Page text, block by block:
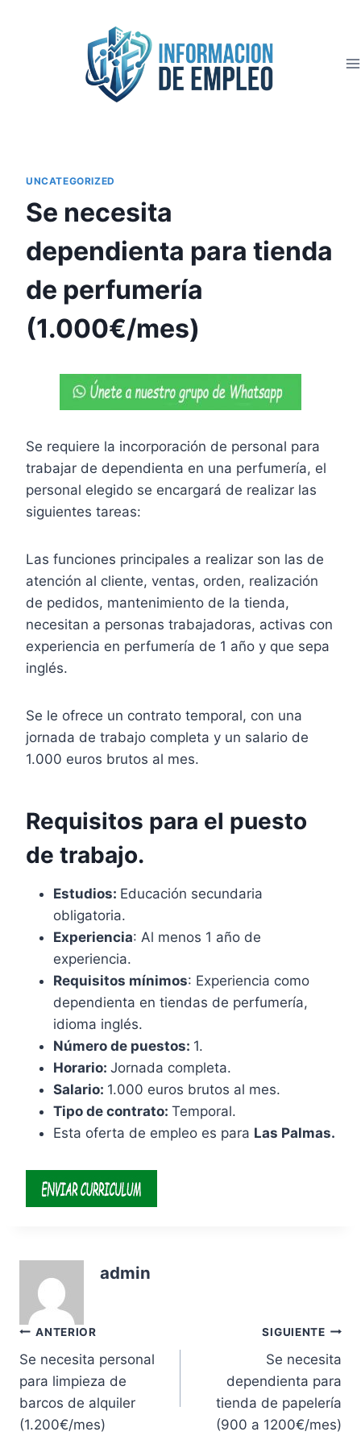
UNCATEGORIZED
Se necesita
dependienta para tienda
de perfumería
(1.000€/mes)
Se requiere la incorporación de personal para
trabajar de dependienta en una perfumería, el
personal elegido se encargará de realizar las
siguientes tareas:
Las funciones principales a realizar son las de
atención al cliente, ventas, orden, realización
de pedidos, mantenimiento de la tienda,
necesitan a personas trabajadoras, activas con
experiencia en perfumería de 1 año y que sepa
inglés.
Se le ofrece un contrato temporal, con una
jornada de trabajo completa y un salario de
1.000 euros brutos al mes.
Requisitos para el puesto
de trabajo.
Estudios: Educación secundaria
obligatoria.
Experiencia: Al menos 1 año de
experiencia.
Requisitos mínimos: Experiencia como
dependienta en tiendas de perfumería,
idioma inglés.
Número de puestos: 1.
Horario: Jornada completa.
Salario: 1.000 euros brutos al mes.
Tipo de contrato: Temporal.
Esta oferta de empleo es para Las Palmas.
admin
Navegación
de
entradas
ANTERIOR
Se necesita personal
para limpieza de
barcos de alquiler
(1.200€/mes)
SIGUIENTE
Se necesita
dependienta para
tienda de papelería
(900 a 1200€/mes)